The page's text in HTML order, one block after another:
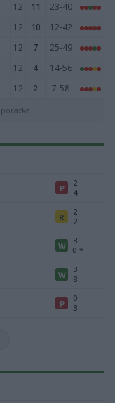
12 11
23-40
12 10
12-42
12 7
25-49
12 4
14-56
12 2 7-58
porażka
P
2
4
R
2
2
W
3
0 *
W
3
8
P
0
3